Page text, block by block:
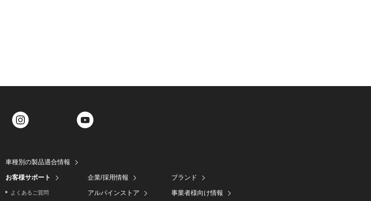
Facebook Twitter
車種別の製品適合情報
お客様サポート
よくあるご質問
企業/採用情報
アルパインストア
ブランド
事業者様向け情報